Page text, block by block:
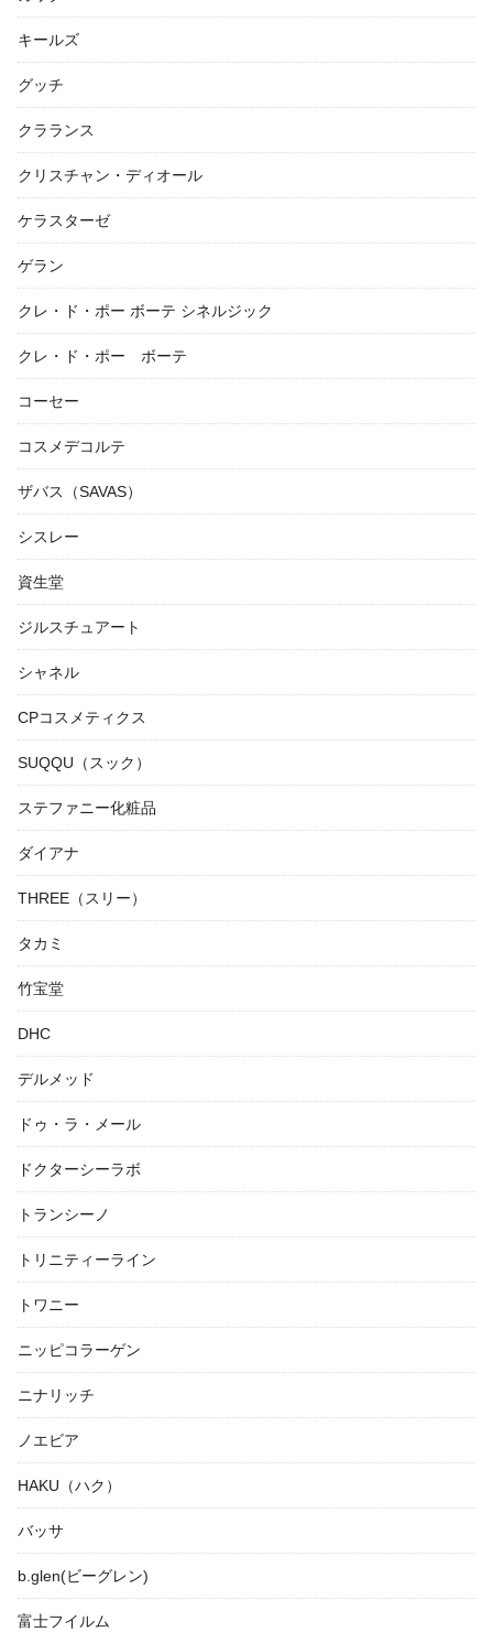
キールズ
グッチ
クラランス
クリスチャン・ディオール
ケラスターゼ
ゲラン
クレ・ド・ポー ボーテ シネルジック
クレ・ド・ポー ボーテ
コーセー
コスメデコルテ
ザバス（SAVAS）
シスレー
資生堂
ジルスチュアート
シャネル
CPコスメティクス
SUQQU（スック）
ステファニー化粧品
ダイアナ
THREE（スリー）
タカミ
竹宝堂
DHC
デルメッド
ドゥ・ラ・メール
ドクターシーラボ
トランシーノ
トリニティーライン
トワニー
ニッピコラーゲン
ニナリッチ
ノエビア
HAKU（ハク）
バッサ
b.glen(ビーグレン)
富士フイルム